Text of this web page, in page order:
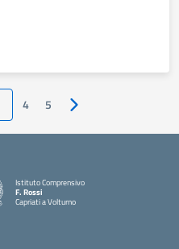
4 5 Pagina successiva
Istituto Comprensivo
F. Rossi
Capriati a Volturno
— Visita la pagina iniziale della scuola